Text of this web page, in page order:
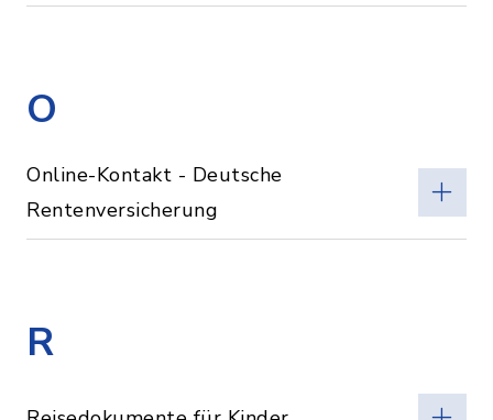
O
Online-Kontakt - Deutsche
Rentenversicherung
R